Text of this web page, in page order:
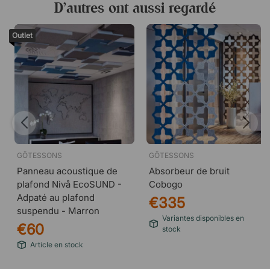
D’autres ont aussi regardé
Outlet
GÖTESSONS
Panneau acoustique de
plafond Nivå EcoSUND -
Adpaté au plafond
suspendu - Marron
€60
Article en stock
GÖTESSONS
Absorbeur de bruit
Cobogo
€335
Variantes disponibles en
stock